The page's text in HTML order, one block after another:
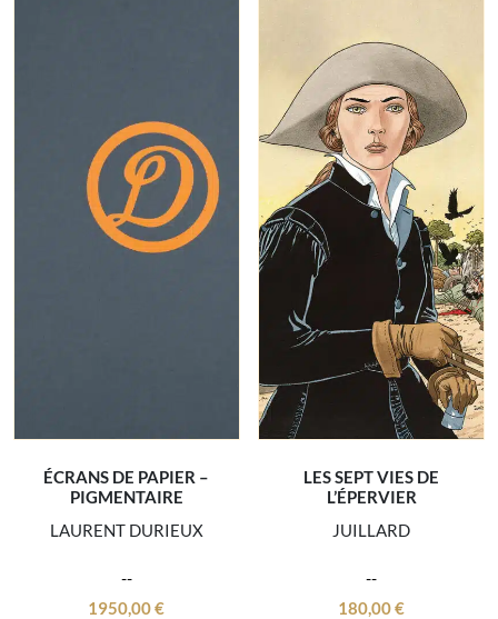
ÉCRANS DE PAPIER –
PIGMENTAIRE
1950,00€
LAURENT DURIEUX
LES SEPT VIES DE
L’ÉPERVIER
180,00€
JUILLARD